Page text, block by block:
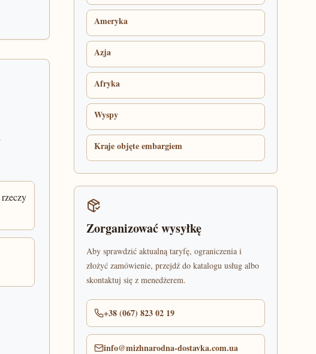
Ameryka
Azja
Afryka
Wyspy
Kraje objęte embargiem
Zorganizować wysyłkę
Aby sprawdzić aktualną taryfę, ograniczenia i
złożyć zamówienie, przejdź do katalogu usług albo
skontaktuj się z menedżerem.
+38 (067) 823 02 19
info@mizhnarodna-dostavka.com.ua